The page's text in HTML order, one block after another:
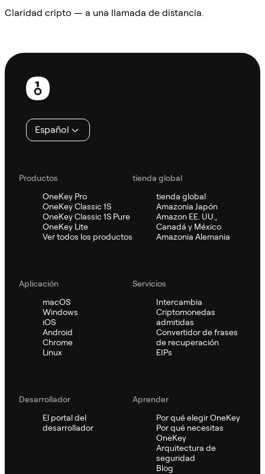
Claridad cripto — a una llamada de distancia.
Pie
página
Español
Productos
OneKey Pro
OneKey Classic 1S
OneKey Classic 1S Pure
OneKey Lite
Ver todos los productos
tienda global
tienda global
Amazonia Japón
Amazon EE. UU.,
Canadá y México
Amazonia Alemania
Aplicación
macOS
Windows
iOS
Android
Chrome
Linux
Servicios
Intercambia
Criptomonedas
admitidas
Convertidor de frases
de recuperación
EIPs
Desarrollador
El portal del
desarrollador
Aprender
Por qué elegir OneKey
Por qué necesitas
OneKey
Arquitectura de
seguridad
Blog